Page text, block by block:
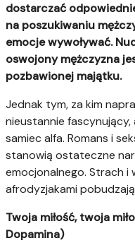
dostarczać
na poszukiwaniu
emocje wywoływać.
oswojony mężczyzna
pozbawionej majątku.
Jednak tym, za kim
nieustannie
samiec alfa. Romans i
stanowią ostateczne
emocjonalnego. Strach i
afrodyzjakami
Twoja miłość, twoja
Dopamina)